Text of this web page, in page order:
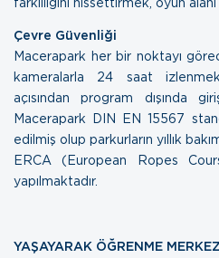
Çevre Güvenliği
Macerapark her bir noktayı
kameralarla 24 saat
açısından program dışında
Macerapark DIN EN 15567
edilmiş olup parkurların yıllık
ERCA (European Ropes
yapılmaktadır.
YAŞAYARAK ÖĞRENME